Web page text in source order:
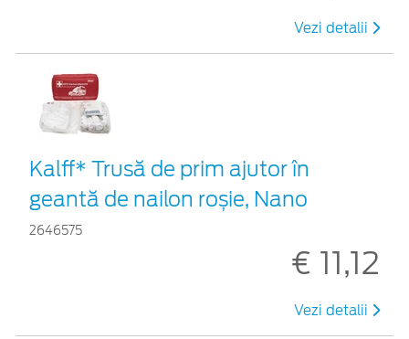
Vezi detalii
Kalff* Trusă de prim ajutor în
geantă de nailon roșie, Nano
2646575
€ 11,12
Vezi detalii